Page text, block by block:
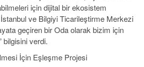
için dijital bir ekosistem
ve Bilgiyi Ticarileştirme Merkezi
geçiren bir Oda olarak bizim için
bilgisini verdi.
İçin Eşleşme Projesi